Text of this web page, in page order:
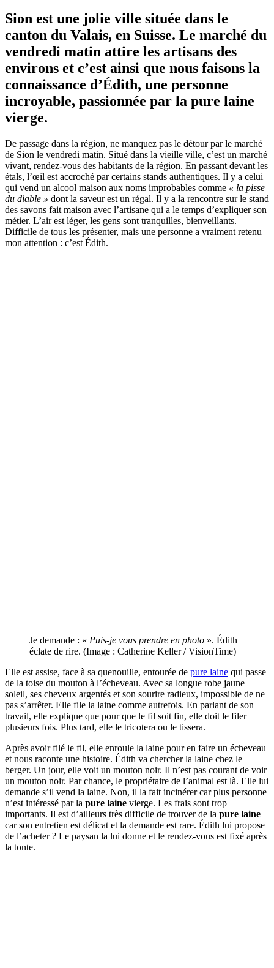
Sion est une jolie ville située dans le
canton du Valais, en Suisse. Le marché du
vendredi matin attire les artisans des
environs et c’est ainsi que nous faisons la
connaissance d’Édith, une personne
incroyable, passionnée par la pure laine
vierge.
De passage dans la région, ne manquez pas le détour par le marché
de Sion le vendredi matin. Situé dans la vieille ville, c’est un marché
vivant, rendez-vous des habitants de la région. En passant devant les
étals, l’œil est accroché par certains stands authentiques. Il y a celui
qui vend un alcool maison aux noms improbables comme « la pisse
du diable » dont la saveur est un régal. Il y a la rencontre sur le stand
des savons fait maison avec l’artisane qui a le temps d’expliquer son
métier. L’air est léger, les gens sont tranquilles, bienveillants.
Difficile de tous les présenter, mais une personne a vraiment retenu
mon attention : c’est Édith.
Je demande : « Puis-je vous prendre en photo ». Édith
éclate de rire. (Image : Catherine Keller / VisionTime)
Elle est assise, face à sa quenouille, entourée de pure laine qui passe
de la toise du mouton à l’écheveau. Avec sa longue robe jaune
soleil, ses cheveux argentés et son sourire radieux, impossible de ne
pas s’arrêter. Elle file la laine comme autrefois. En parlant de son
travail, elle explique que pour que le fil soit fin, elle doit le filer
plusieurs fois. Plus tard, elle le tricotera ou le tissera.
Après avoir filé le fil, elle enroule la laine pour en faire un écheveau
et nous raconte une histoire. Édith va chercher la laine chez le
berger. Un jour, elle voit un mouton noir. Il n’est pas courant de voir
un mouton noir. Par chance, le propriétaire de l’animal est là. Elle lui
demande s’il vend la laine. Non, il la fait incinérer car plus personne
n’est intéressé par la pure laine vierge. Les frais sont trop
importants. Il est d’ailleurs très difficile de trouver de la pure laine
car son entretien est délicat et la demande est rare. Édith lui propose
de l’acheter ? Le paysan la lui donne et le rendez-vous est fixé après
la tonte.